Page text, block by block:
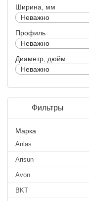
Ширина, мм
Неважно
Профиль
Неважно
Диаметр, дюйм
Неважно
Фильтры
Марка
Anlas
Arisun
Avon
BKT